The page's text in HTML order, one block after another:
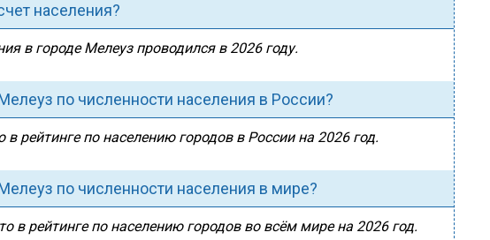
населения?
в городе Мелеуз проводился в 2026 году.
по численности населения в России?
рейтинге по населению городов в России на 2026 год.
по численности населения в мире?
в рейтинге по населению городов во всём мире на 2026 год.